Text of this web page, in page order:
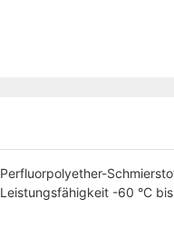
Perfluorpolyether-
Leistungsfähigkeit -60 °C bis